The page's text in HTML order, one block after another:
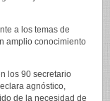
a los temas de
amplio conocimiento
los 90 secretario
agnóstico,
de la necesidad de